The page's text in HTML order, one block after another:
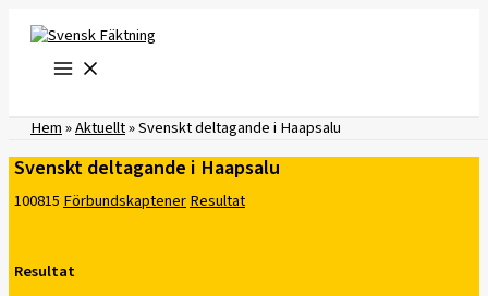
innehåll
Hem»Aktuellt»Svenskt deltagande i Haapsalu
Svenskt deltagande i Haapsalu
100815FörbundskaptenerResultat
Resultat